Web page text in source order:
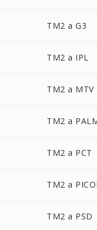
TM2 a G3
TM2 a IPL
TM2 a MTV
TM2 a
TM2 a PCT
TM2 a
TM2 a PSD